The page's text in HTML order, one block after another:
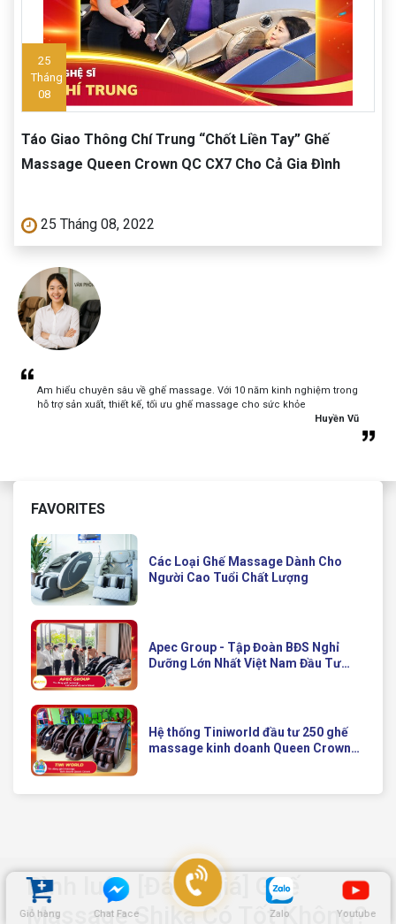
Giỏ hàng Chat Face Zalo Youtube
25
Tháng
08
Táo Giao Thông Chí Trung “Chốt Liền Tay” Ghế
Massage Queen Crown QC CX7 Cho Cả Gia Đình
25 Tháng 08, 2022
Am hiểu chuyên sâu về ghế massage. Với 10 năm kinh nghiệm trong
hỗ trợ sản xuất, thiết kế, tối ưu ghế massage cho sức khỏe
Huyền Vũ
FAVORITES
Các Loại Ghế Massage Dành Cho
Người Cao Tuổi Chất Lượng
Apec Group - Tập Đoàn BĐS Nghỉ
Dưỡng Lớn Nhất Việt Nam Đầu Tư
Hệ thống Tiniworld đầu tư 250 ghế
massage kinh doanh Queen Crown
Bình luận [Đánh giá] Ghế
Massage Shika Có Tốt Không?